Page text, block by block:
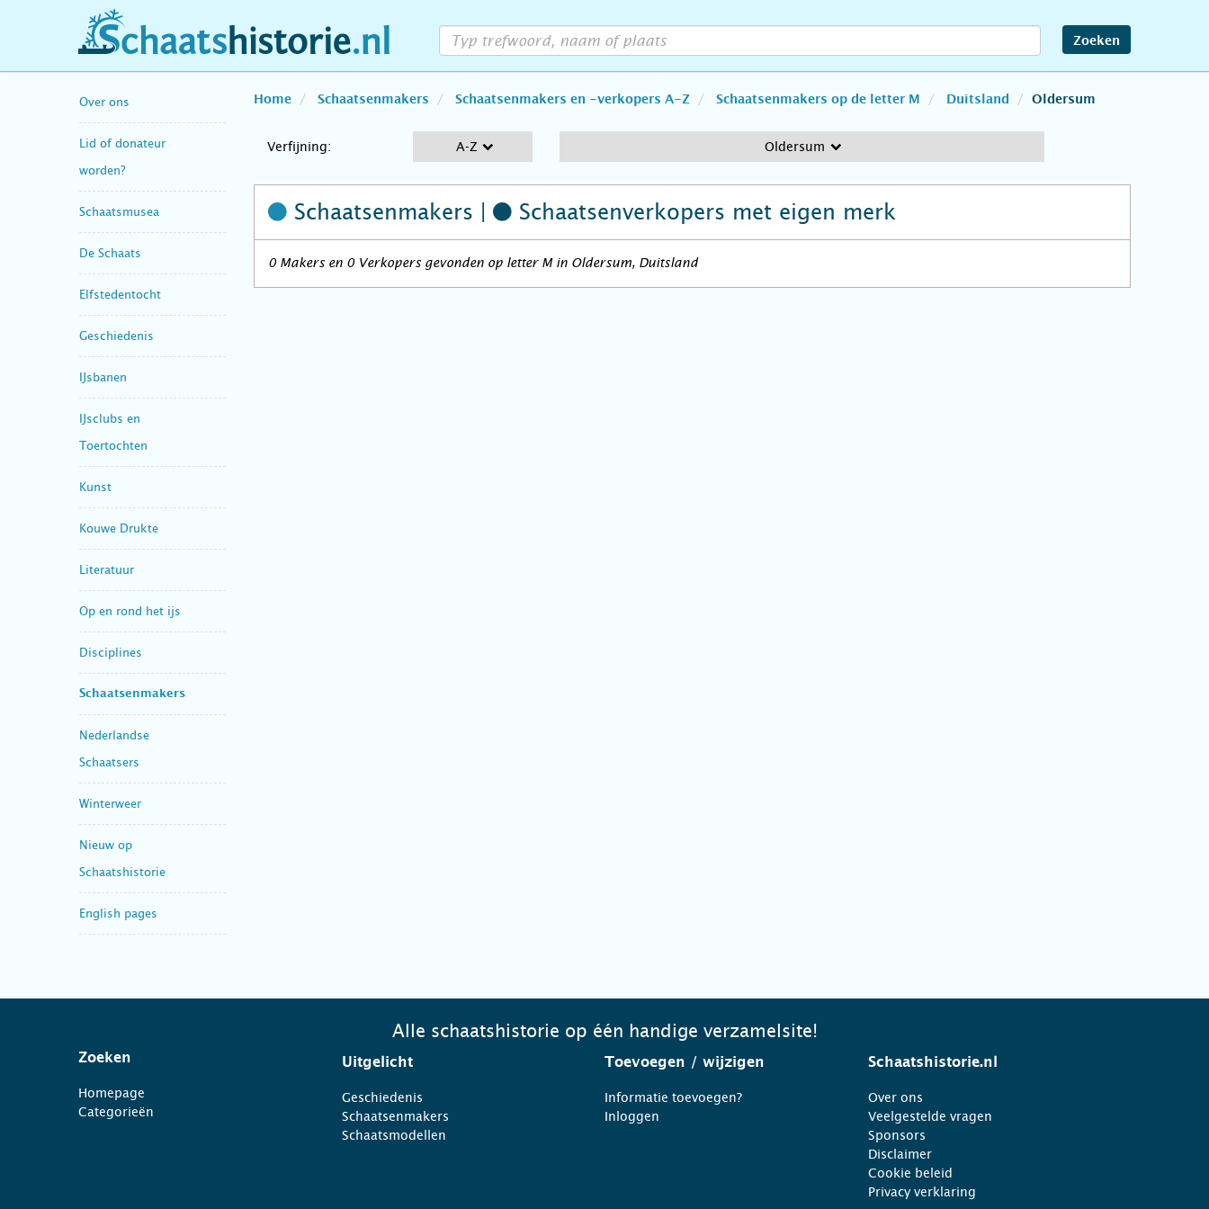
schaatshistorie.nl Zoeken
Over ons
Lid of donateur
worden?
Schaatsmusea
De Schaats
Elfstedentocht
Geschiedenis
IJsbanen
IJsclubs en
Toertochten
Kunst
Kouwe Drukte
Literatuur
Op en rond het ijs
Disciplines
Schaatsenmakers
Nederlandse
Schaatsers
Winterweer
Nieuw op
Schaatshistorie
English pages
Home Schaatsenmakers Schaatsenmakers en -verkopers A-Z Schaatsenmakers op de letter M Duitsland Oldersum
Verfijning: A-Z Oldersum
Schaatsenmakers | Schaatsenverkopers met eigen merk
0 Makers en 0 Verkopers gevonden op letter M in Oldersum, Duitsland
Alle schaatshistorie op één handige verzamelsite!
Zoeken
Homepage
Categorieën
Uitgelicht
Geschiedenis
Schaatsenmakers
Schaatsmodellen
Toevoegen / wijzigen
Informatie toevoegen?
Inloggen
Schaatshistorie.nl
Over ons
Veelgestelde vragen
Sponsors
Disclaimer
Cookie beleid
Privacy verklaring